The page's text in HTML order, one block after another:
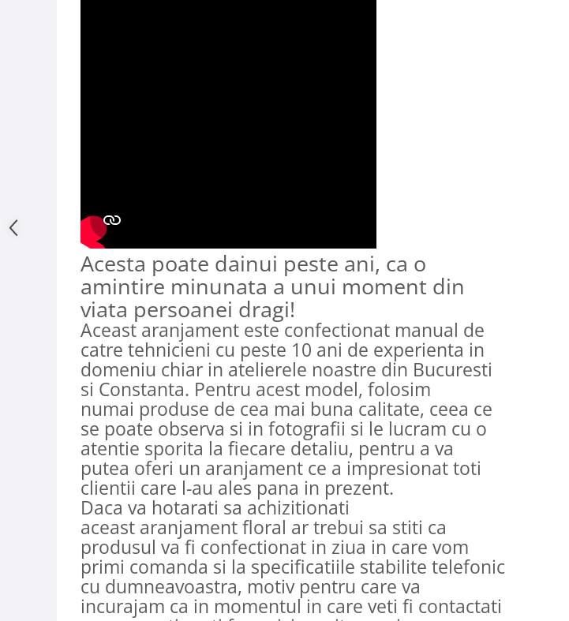
Acesta poate dainui peste ani, ca o
amintire minunata a unui moment din
viata persoanei dragi!
Aceast aranjament este confectionat manual de
catre tehnicieni cu peste 10 ani de experienta in
domeniu chiar in atelierele noastre din Bucuresti
si Constanta. Pentru acest model, folosim
numai produse de cea mai buna calitate, ceea ce
se poate observa si in fotografii si le lucram cu o
atentie sporita la fiecare detaliu, pentru a va
putea oferi un aranjament ce a impresionat toti
clientii care l-au ales pana in prezent.
Daca va hotarati sa achizitionati
aceast aranjament floral ar trebui sa stiti ca
produsul va fi confectionat in ziua in care vom
primi comanda si la specificatiile stabilite telefonic
cu dumneavoastra, motiv pentru care va
incurajam ca in momentul in care veti fi contactati